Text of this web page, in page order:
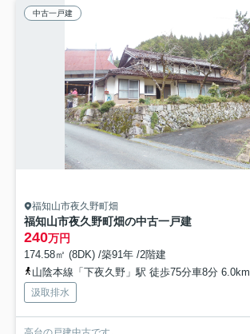
中古一戸建
福知山市夜久野町畑
福知山市夜久野町畑の中古一戸建
240万円
174.58㎡ (8DK) /築91年 /2階建
山陰本線「下夜久野」駅 徒歩75分車8分 6.0km
汲取排水